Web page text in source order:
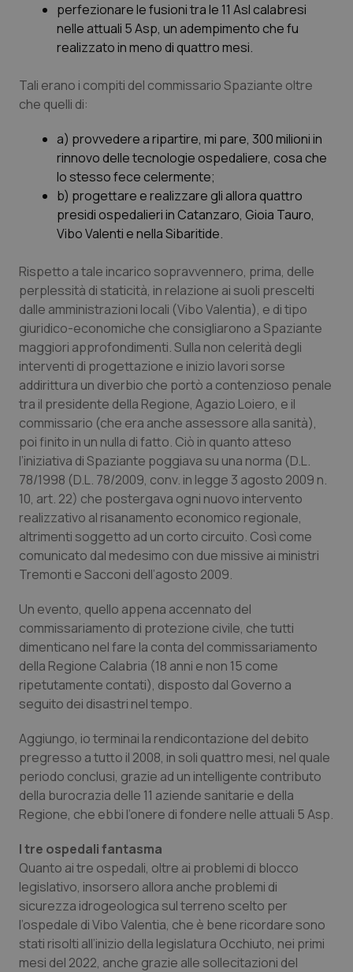
Provincia Autonoma di Trento
Sardegna
Sicilia
Toscana
Umbria
Valle D’Aosta
Veneto
Ipertensione & Scompenso
Malattia di Crohn & Rettocolite Ulcerosa
Neuroscienze & patologie neurodegenerative
Obesità
Oftalmologia
Oncodermatologia
Oncoematologia
Oncologia & Nutrizione
Psoriasi & pelle
Quotidiano Cardiologia
Quotidiano Chirurgia
Quotidiano Oncologia
Quotidiano Pediatria
Salute orale & impianti
Sangue & coagulazione
Tumore al seno
Tumore ovarico
Tumori del Polmone & Testa Collo
Tumori gastrointestinali
Ulcera & Reflusso
Vaccini
perfezionare le fusioni tra le 11 Asl calabresi
nelle attuali 5 Asp, un adempimento che fu
realizzato in meno di quattro mesi.
Tali erano i compiti del commissario Spaziante oltre
che quelli di:
a) provvedere a ripartire, mi pare, 300 milioni in
rinnovo delle tecnologie ospedaliere, cosa che
lo stesso fece celermente;
b) progettare e realizzare gli allora quattro
presidi ospedalieri in Catanzaro, Gioia Tauro,
Vibo Valenti e nella Sibaritide.
Rispetto a tale incarico sopravvennero, prima, delle
perplessità di staticità, in relazione ai suoli prescelti
dalle amministrazioni locali (Vibo Valentia), e di tipo
giuridico-economiche che consigliarono a Spaziante
maggiori approfondimenti. Sulla non celerità degli
interventi di progettazione e inizio lavori sorse
addirittura un diverbio che portò a contenzioso penale
tra il presidente della Regione, Agazio Loiero, e il
commissario (che era anche assessore alla sanità),
poi finito in un nulla di fatto. Ciò in quanto atteso
l’iniziativa di Spaziante poggiava su una norma (D.L.
78/1998 (D.L. 78/2009, conv. in legge 3 agosto 2009 n.
10, art. 22) che postergava ogni nuovo intervento
realizzativo al risanamento economico regionale,
altrimenti soggetto ad un corto circuito. Così come
comunicato dal medesimo con due missive ai ministri
Tremonti e Sacconi dell’agosto 2009.
Un evento, quello appena accennato del
commissariamento di protezione civile, che tutti
dimenticano nel fare la conta del commissariamento
della Regione Calabria (18 anni e non 15 come
ripetutamente contati), disposto dal Governo a
seguito dei disastri nel tempo.
Aggiungo, io terminai la rendicontazione del debito
pregresso a tutto il 2008, in soli quattro mesi, nel quale
periodo conclusi, grazie ad un intelligente contributo
della burocrazia delle 11 aziende sanitarie e della
Regione, che ebbi l’onere di fondere nelle attuali 5 Asp.
I tre ospedali fantasma
Quanto ai tre ospedali, oltre ai problemi di blocco
legislativo, insorsero allora anche problemi di
sicurezza idrogeologica sul terreno scelto per
l’ospedale di Vibo Valentia, che è bene ricordare sono
stati risolti all’inizio della legislatura Occhiuto, nei primi
mesi del 2022, anche grazie alle sollecitazioni del